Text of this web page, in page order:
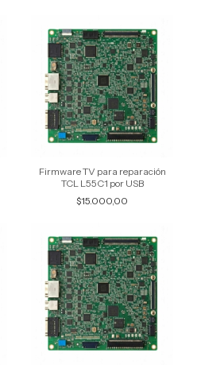
Firmware TV para reparación
TCL L55C1 por USB
$15.000,00